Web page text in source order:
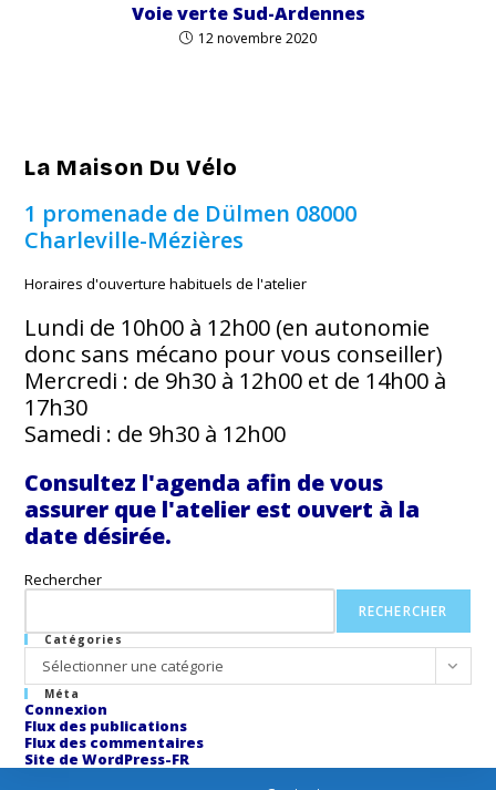
Voie verte Sud-Ardennes
12 novembre 2020
La Maison Du Vélo
1 promenade de Dülmen 08000
Charleville-Mézières
Horaires d'ouverture habituels de l'atelier
Lundi de 10h00 à 12h00 (en autonomie
donc sans mécano pour vous conseiller)
Mercredi : de 9h30 à 12h00 et de 14h00 à
17h30
Samedi : de 9h30 à 12h00
Consultez l'agenda afin de vous
assurer que l'atelier est ouvert à la
date désirée.
Rechercher
RECHERCHER
Catégories
Catégories
Sélectionner une catégorie
Méta
Connexion
Flux des publications
Flux des commentaires
Site de WordPress-FR